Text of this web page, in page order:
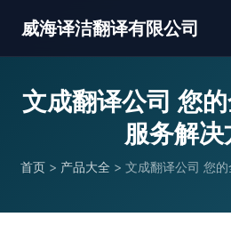
威海译洁翻译有限公司
文成翻译公司 您
服务解决
首页 > 产品大全 > 文成翻译公司 您